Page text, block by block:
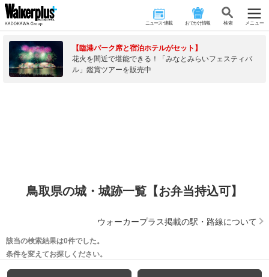
ニュース･連載 おでかけ情報 検 索 メニュー
【臨港パーク席と宿泊ホテルがセット】
花火を間近で堪能できる！「みなとみらいフェスティバ
ル」鑑賞ツアーを販売中
鳥取県の城・城跡一覧【お弁当持込可】
ウォーカープラス掲載の駅・路線について
該当の検索結果は0件でした。
条件を変えてお探しください。